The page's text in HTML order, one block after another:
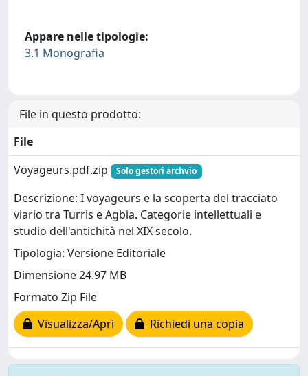
Appare nelle tipologie:
3.1 Monografia
File in questo prodotto:
File
Voyageurs.pdf.zip
Solo gestori archvio
Descrizione: I voyageurs e la scoperta del tracciato
viario tra Turris e Agbia. Categorie intellettuali e
studio dell'antichità nel XIX secolo.
Tipologia: Versione Editoriale
Dimensione 24.97 MB
Formato Zip File
Visualizza/Apri
Richiedi una copia